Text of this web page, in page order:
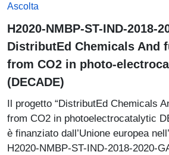
Ascolta
H2020-NMBP-ST-IND-2018-
DistributEd Chemicals And
from CO2 in photo-
(DECADE)
Il progetto “DistributEd Chemicals
from CO2 in photoelectrocatalytic
è finanziato dall’Unione europea
H2020-NMBP-ST-IND-2018-2020-